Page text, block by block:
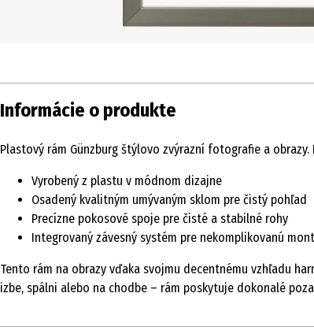
Informácie o produkte
Plastový rám Günzburg štýlovo zvýrazní fotografie a
Vyrobený z plastu v módnom dizajne
Osadený kvalitným umývaným sklom pre čistý pohľad
Precízne pokosové spoje pre čisté a stabilné rohy
Integrovaný závesný systém pre nekomplikovanú
Tento rám na obrazy vďaka svojmu decentnému vzhľadu
izbe, spálni alebo na chodbe – rám poskytuje dokonalé